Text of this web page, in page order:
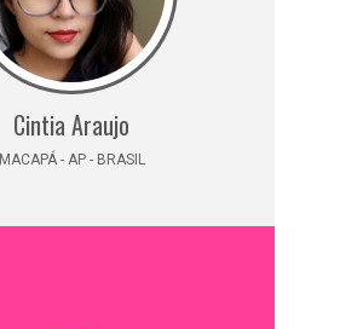
Cintia Araujo
MACAPÁ - AP - BRASIL